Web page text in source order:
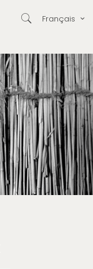
Français